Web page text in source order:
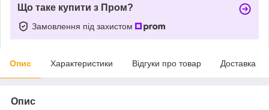
Що таке купити з Пром?
Замовлення під захистом
Опис Характеристики Відгуки про товар Доставка
Опис